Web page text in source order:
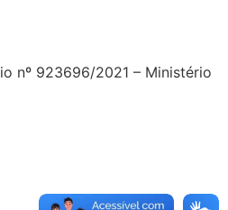
nº 923696/2021 – Ministério